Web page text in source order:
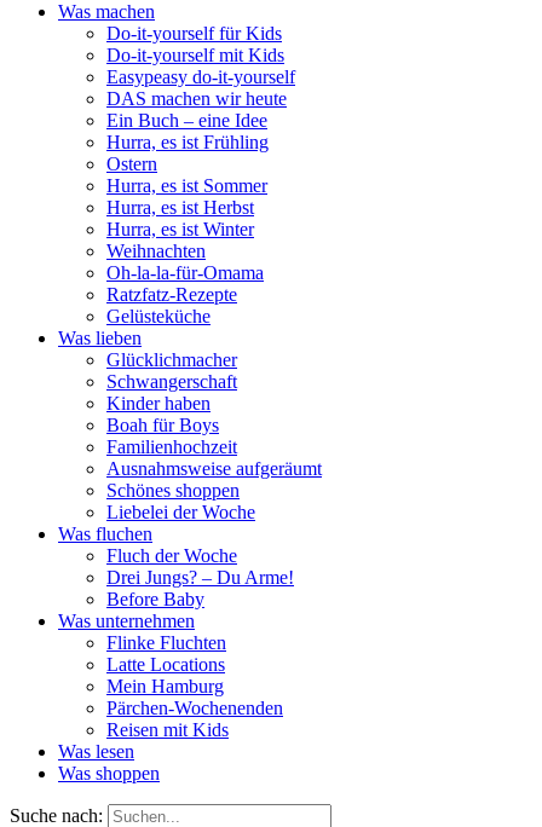
Was machen
Do-it-yourself für Kids
Do-it-yourself mit Kids
Easypeasy do-it-yourself
DAS machen wir heute
Ein Buch – eine Idee
Hurra, es ist Frühling
Ostern
Hurra, es ist Sommer
Hurra, es ist Herbst
Hurra, es ist Winter
Weihnachten
Oh-la-la-für-Omama
Ratzfatz-Rezepte
Gelüsteküche
Was lieben
Glücklichmacher
Schwangerschaft
Kinder haben
Boah für Boys
Familienhochzeit
Ausnahmsweise aufgeräumt
Schönes shoppen
Liebelei der Woche
Was fluchen
Fluch der Woche
Drei Jungs? – Du Arme!
Before Baby
Was unternehmen
Flinke Fluchten
Latte Locations
Mein Hamburg
Pärchen-Wochenenden
Reisen mit Kids
Was lesen
Was shoppen
Suche nach: